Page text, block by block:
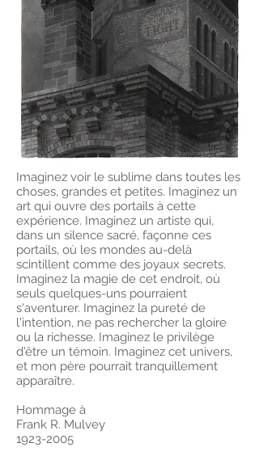
Imaginez voir le sublime dans toutes les
choses, grandes et petites. Imaginez un
art qui ouvre des portails à cette
expérience. Imaginez un artiste qui,
dans un silence sacré, façonne ces
portails, où les mondes au-delà
scintillent comme des joyaux secrets.
Imaginez la magie de cet endroit, où
seuls quelques-uns pourraient
s'aventurer. Imaginez la pureté de
l'intention, ne pas rechercher la gloire
ou la richesse. Imaginez le privilège
d'être un témoin. Imaginez cet univers,
et mon père pourrait tranquillement
apparaître.
Hommage à
Frank R. Mulvey
1923-2005